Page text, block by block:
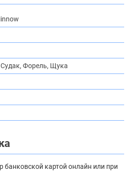
Форель, Щука
банковской картой онлайн или при